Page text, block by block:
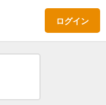
ログイン